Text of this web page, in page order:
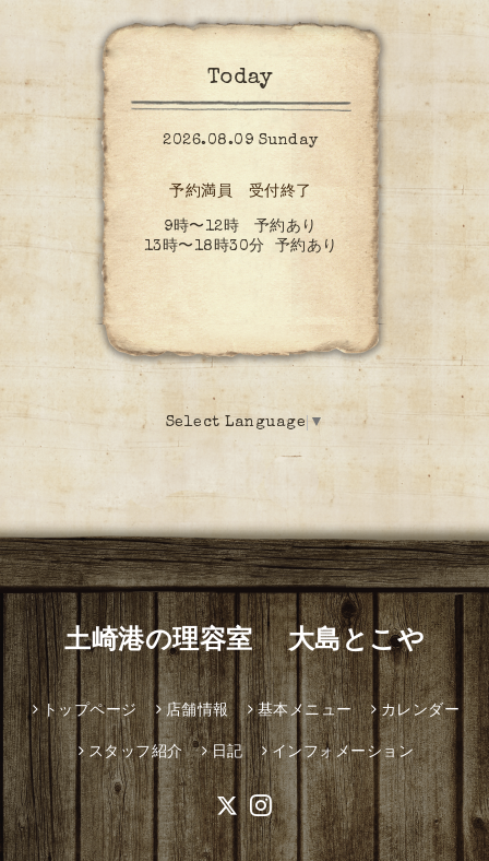
Today
2026.08.09 Sunday
予約満員 受付終了
9時〜12時 予約あり
13時〜18時30分 予約あり
Select Language ▼
土崎港の理容室 大島とこや
トップページ 店舗情報 基本メニュー カレンダー
スタッフ紹介 日記 インフォメーション